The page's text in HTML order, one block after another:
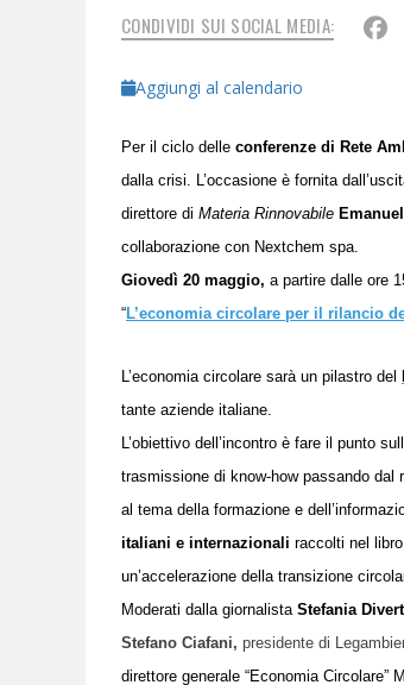
CONDIVIDI SUI SOCIAL MEDIA:
Aggiungi al calendario
Per il ciclo delle conferenze di Rete
dalla crisi. L’occasione è fornita
direttore di Materia Rinnovabile
collaborazione con Nextchem spa.
Giovedì 20 maggio, a partire dalle ore
“L’economia circolare per il rilancio
L’economia circolare sarà un pilastro del
tante aziende italiane.
L’obiettivo dell’incontro è fare il punto
trasmissione di know-how passando
al tema della formazione e
italiani e internazionali raccolti nel
un’accelerazione della transizione
Moderati dalla giornalista Stefania
Stefano Ciafani, presidente di
direttore generale “Economia Circolare”